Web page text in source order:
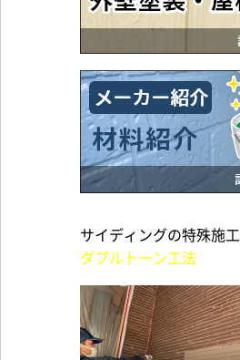
サイディングの特殊施工
ダブルトーン工法